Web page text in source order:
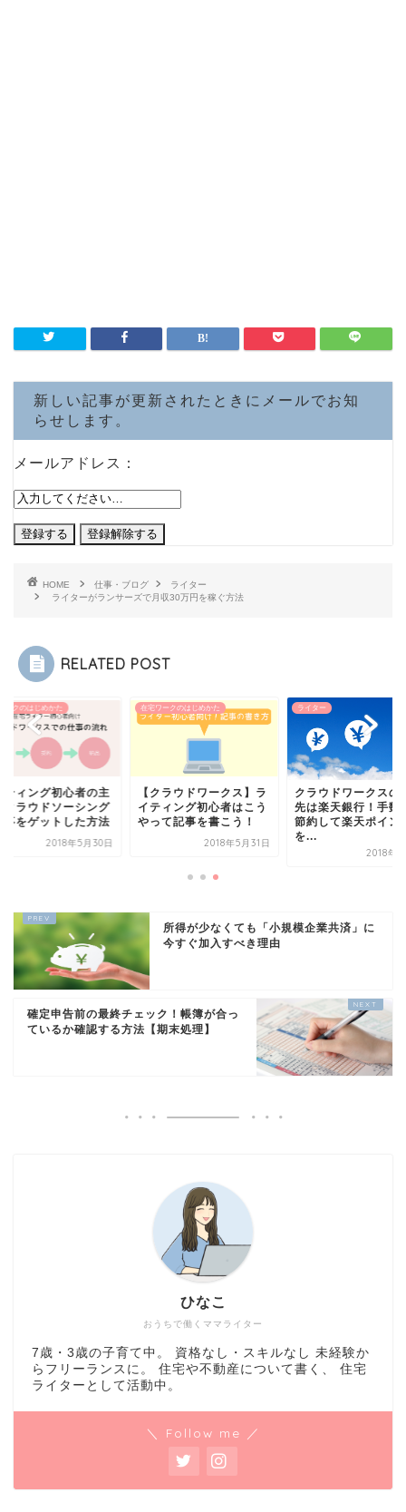
新しい記事が更新されたときにメールでお知
らせします。
メールアドレス：
HOME 仕事・ブログ
ライター
ライターがランサーズで月収30万円を稼ぐ方法
RELATED POST
ークのはじめかた
ティング初心者の主
クラウドソーシング
事をゲットした方法
2018年5月30日
在宅ワークのはじめかた
【クラウドワークス】ラ
イティング初心者はこう
やって記事を書こう！
2018年5月31日
ライター
クラウドワークスの
先は楽天銀行！手数
節約して楽天ポイン
を...
2018年7
所得が少なくても「小規模企業共済」に
今すぐ加入すべき理由
確定申告前の最終チェック！帳簿が合っ
ているか確認する方法【期末処理】
おうちで働くママライター
ひなこ
7歳・3歳の子育て中。 資格なし・スキルなし 未経験か
らフリーランスに。 住宅や不動産について書く、 住宅
ライターとして活動中。
＼ Follow me ／